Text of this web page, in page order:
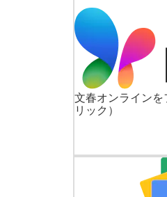
文春オンラインを
リック）